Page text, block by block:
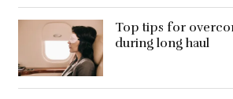
Top tips for
during long haul